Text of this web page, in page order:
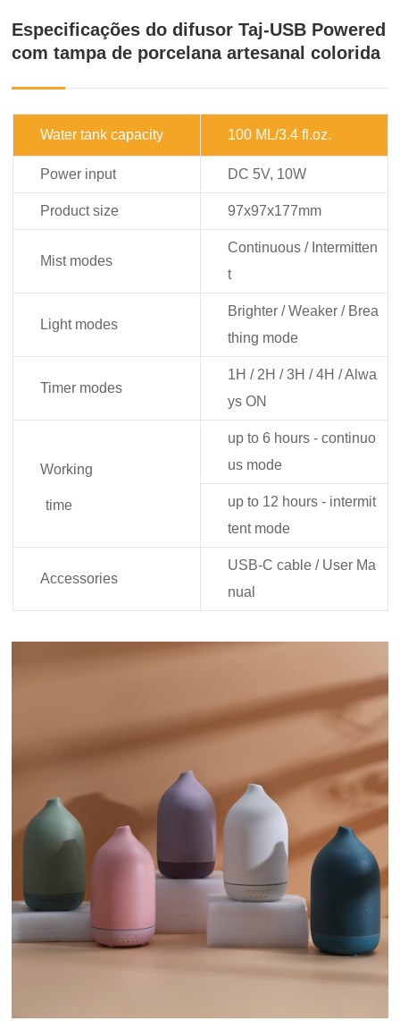
Especificações do difusor Taj-USB Powered
com tampa de porcelana artesanal colorida
Water tank capacity 100 ML/3.4 fl.oz.
Power input DC 5V, 10W
Product size 97x97x177mm
Mist modes
Continuous / Intermitten
t
Light modes
Brighter / Weaker / Brea
thing mode
Timer modes
1H / 2H / 3H / 4H / Alwa
ys ON
Working
time
up to 6 hours - continuo
us mode
up to 12 hours - intermit
tent mode
Accessories
USB-C cable / User Ma
nual